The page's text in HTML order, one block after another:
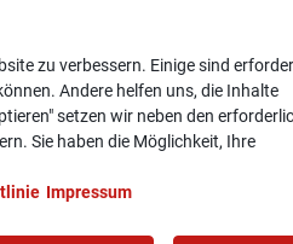
zu verbessern. Einige sind
Andere helfen uns, die Inhalte
setzen wir neben den
Sie haben die Möglichkeit, Ihre
Impressum